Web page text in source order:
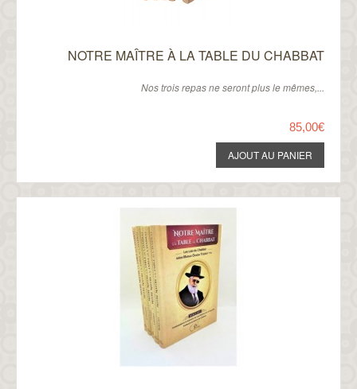
NOTRE MAÎTRE À LA TABLE DU CHABBAT
Nos trois repas ne seront plus le mêmes,...
85,00€